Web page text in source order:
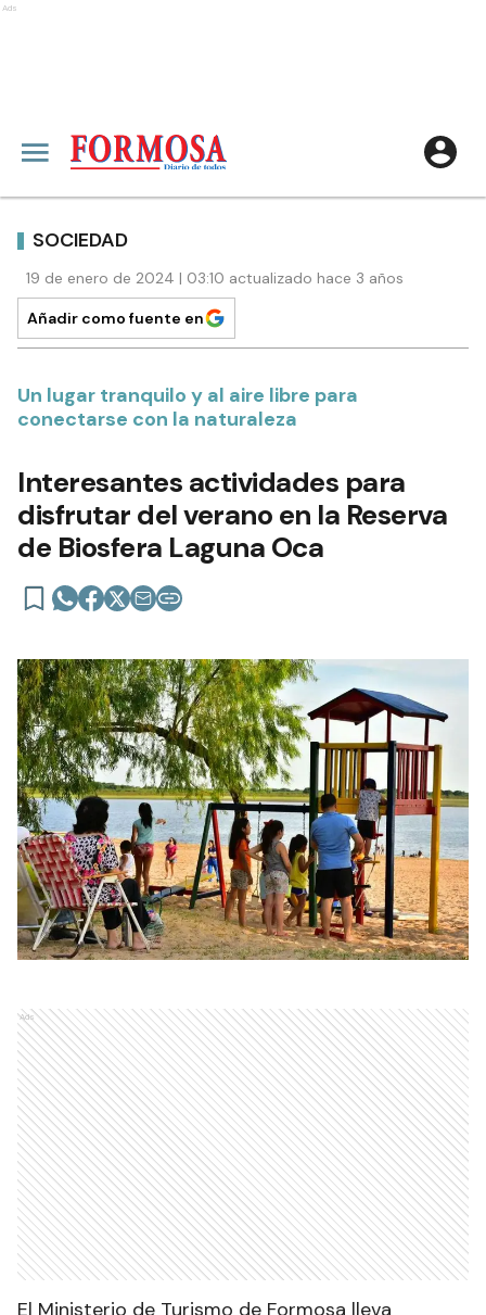
Ads
SOCIEDAD
19 de enero de 2024 | 03:10 actualizado hace 3 años
Añadir como fuente en
Un lugar tranquilo y al aire libre para
conectarse con la naturaleza
Interesantes actividades para
disfrutar del verano en la Reserva
de Biosfera Laguna Oca
Ads